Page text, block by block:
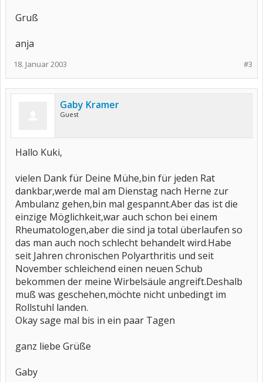
Gruß
anja
#3
18. Januar 2003
Gaby Kramer
Guest
Hallo Kuki,
vielen Dank für Deine Mühe,bin für jeden Rat
dankbar,werde mal am Dienstag nach Herne zur
Ambulanz gehen,bin mal gespannt.Aber das ist die
einzige Möglichkeit,war auch schon bei einem
Rheumatologen,aber die sind ja total überlaufen so
das man auch noch schlecht behandelt wird.Habe
seit Jahren chronischen Polyarthritis und seit
November schleichend einen neuen Schub
bekommen der meine Wirbelsäule angreift.Deshalb
muß was geschehen,möchte nicht unbedingt im
Rollstuhl landen.
Okay sage mal bis in ein paar Tagen
ganz liebe Grüße
Gaby